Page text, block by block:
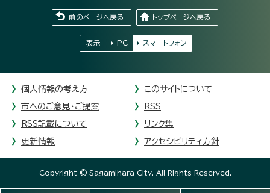
前のページへ戻る トップページへ戻る
表示 PC スマートフォン
個人情報の考え方 このサイトについて
市へのご意見・ご提案 RSS
RSS記載について リンク集
更新情報 アクセシビリティ方針
Copyright © Sagamihara City. All Rights Reserved.